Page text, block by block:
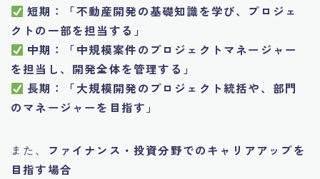
短期：「不動産開発の基礎知識を学び、プロジェ
クトの一部を担当する」
中期：「中規模案件のプロジェクトマネージャー
を担当し、開発全体を管理する」
長期：「大規模開発のプロジェクト統括や、部門
のマネージャーを目指す」
また、
ファイナンス・投資分野でのキャリアアップを
目指す場合